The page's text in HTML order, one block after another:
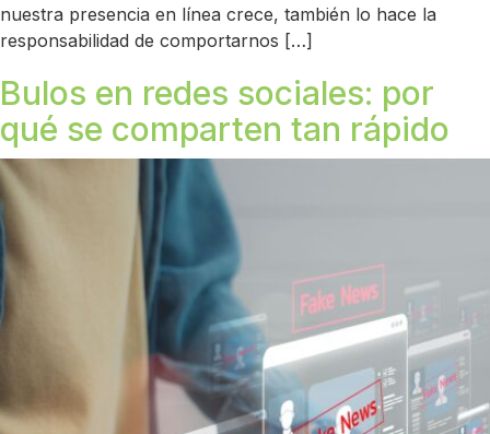
nuestra presencia en línea crece, también lo hace la
responsabilidad de comportarnos […]
Bulos en redes sociales: por
qué se comparten tan rápido